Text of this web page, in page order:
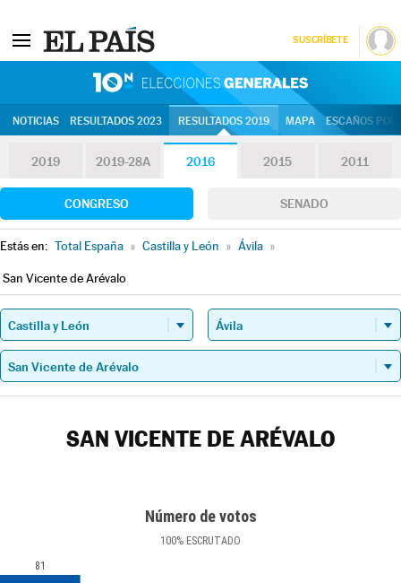
SUSCRÍBETE
NOTICIAS RESULTADOS 2023 RESULTADOS 2019 MAPA ESCAÑOS
2019 2019-28A 2016 2015 2011
CONGRESO SENADO
Estás en: Total España » Castilla y León » Ávila »
San Vicente de Arévalo
SAN VICENTE DE ARÉVALO
Número de votos
100% ESCRUTADO
81